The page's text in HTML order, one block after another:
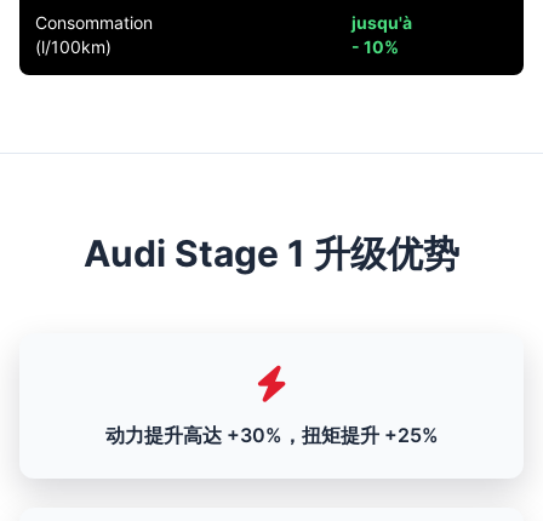
Consommation
(l/100km)
jusqu'à
- 10%
Audi Stage 1 升级优势
动力提升高达 +30%，扭矩提升 +25%